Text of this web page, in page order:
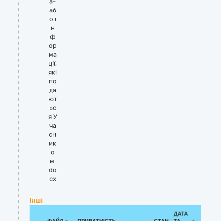
аб
о і
н
ф
ор
ма
ції,
які
по
да
ют
ьс
я У
ча
сн
ик
о
м.
do
cx
Інші
ДАТА